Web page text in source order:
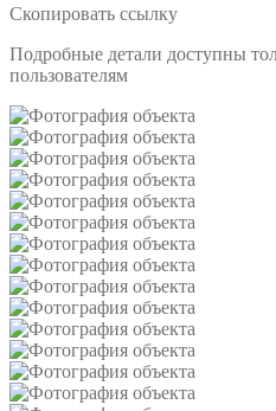
Скопировать ссылку
Подробные детали доступны
пользователям